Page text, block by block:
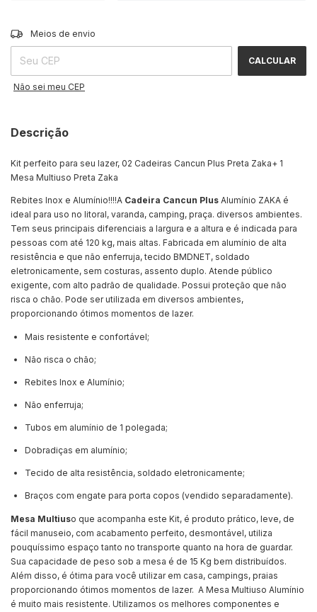
Entregas para o CEP:
Meios de envio
CALCULAR
Não sei meu CEP
Descrição
Kit perfeito para seu lazer, 02 Cadeiras Cancun Plus Preta Zaka+ 1
Mesa Multiuso Preta Zaka
Rebites Inox e Alumínio!!!!A Cadeira Cancun Plus Alumínio ZAKA é
ideal para uso no litoral, varanda, camping, praça. diversos ambientes.
Tem seus principais diferenciais a largura e a altura e é indicada para
pessoas com até 120 kg, mais altas. Fabricada em alumínio de alta
resistência e que não enferruja, tecido BMDNET, soldado
eletronicamente, sem costuras, assento duplo. Atende público
exigente, com alto padrão de qualidade. Possui proteção que não
risca o chão. Pode ser utilizada em diversos ambientes,
proporcionando ótimos momentos de lazer.
Mais resistente e confortável;
Não risca o chão;
Rebites Inox e Alumínio;
Não enferruja;
Tubos em alumínio de 1 polegada;
Dobradiças em alumínio;
Tecido de alta resistência, soldado eletronicamente;
Braços com engate para porta copos (vendido separadamente).
Mesa Multiuso que acompanha este Kit, é produto prático, leve, de
fácil manuseio, com acabamento perfeito, desmontável, utiliza
pouquíssimo espaço tanto no transporte quanto na hora de guardar.
Sua capacidade de peso sob a mesa é de 15 Kg bem distribuídos.
Além disso, é ótima para você utilizar em casa, campings, praias
proporcionando ótimos momentos de lazer. A Mesa Multiuso Alumínio
é muito mais resistente. Utilizamos os melhores componentes e